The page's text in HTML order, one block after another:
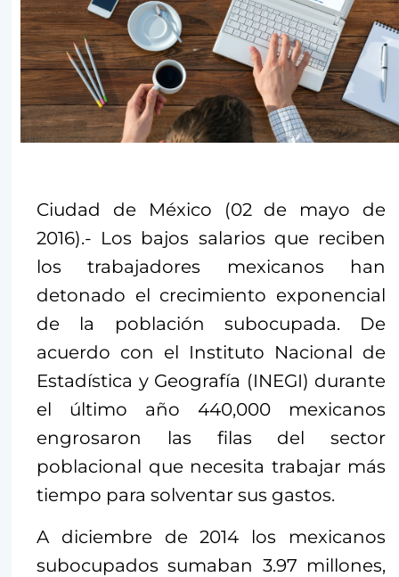
Ciudad de México (02 de mayo de
2016).- Los bajos salarios que reciben
los trabajadores mexicanos han
detonado el crecimiento exponencial
de la población subocupada. De
acuerdo con el Instituto Nacional de
Estadística y Geografía (INEGI) durante
el último año 440,000 mexicanos
engrosaron las filas del sector
poblacional que necesita trabajar más
tiempo para solventar sus gastos.
A diciembre de 2014 los mexicanos
subocupados sumaban 3.97 millones,